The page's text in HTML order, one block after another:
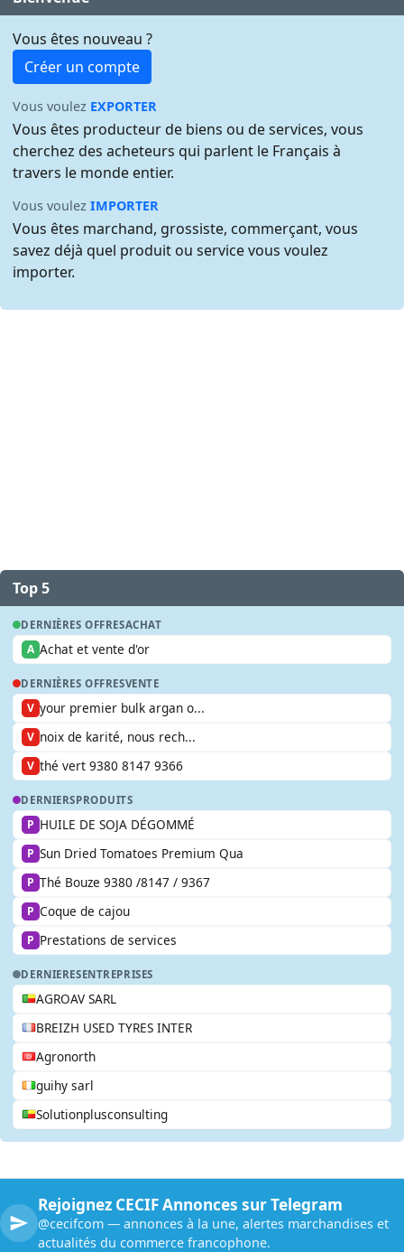
Vous êtes nouveau ?
Créer un compte
Vous voulez EXPORTER
Vous êtes producteur de biens ou de services, vous
cherchez des acheteurs qui parlent le Français à
travers le monde entier.
Vous voulezIMPORTER
Vous êtes marchand, grossiste, commerçant, vous
savez déjà quel produit ou service vous voulez
importer.
Top 5
DERNIÈRES OFFRESACHAT
A Achat et vente d'or
DERNIÈRES OFFRESVENTE
V your premier bulk argan o...
V noix de karité, nous rech...
V thé vert 9380 8147 9366
DERNIERSPRODUITS
P HUILE DE SOJA DÉGOMMÉ
P Sun Dried Tomatoes Premium Qua
P Thé Bouze 9380 /8147 / 9367
P Coque de cajou
P Prestations de services
DERNIERESENTREPRISES
AGROAV SARL
BREIZH USED TYRES INTER
Agronorth
guihy sarl
Solutionplusconsulting
Rejoignez CECIF Annonces sur Telegram
@cecifcom — annonces à la une, alertes marchandises et
actualités du commerce francophone.